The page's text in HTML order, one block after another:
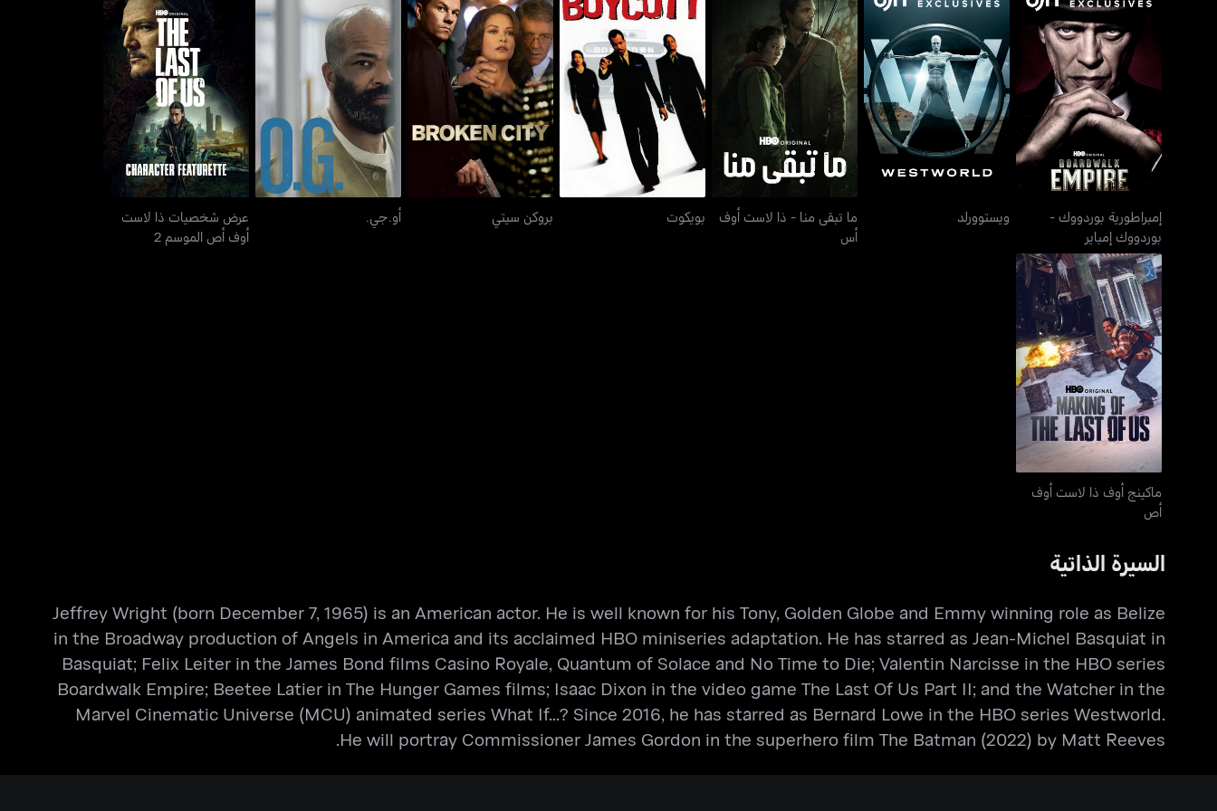
إمبراطورية بوردووك -
بوردووك إمباير
إمبراطورية بوردووك -
بوردووك إمباير
ويستوورلد
ويستوورلد
ما تبقى منا - ذا لاست أوف
أس
ما تبقى منا - ذا لاست أوف
أس
بويكوت
بويكوت
بروكن سيتي
بروكن سيتي
أو.جي.
أو.جي.
عرض شخصيات ذا لاست
أوف أص الموسم 2
عرض شخصيات ذا لاست
أوف أص الموسم 2
ماكينج أوف ذا لاست أوف
أص
ماكينج أوف ذا لاست أوف
أص
السيرة الذاتية
Jeffrey Wright (born December 7, 1965) is an American actor. He is well known for his Tony, Golden Globe and Emmy winning role as Belize
in the Broadway production of Angels in America and its acclaimed HBO miniseries adaptation. He has starred as Jean-Michel Basquiat in
Basquiat; Felix Leiter in the James Bond films Casino Royale, Quantum of Solace and No Time to Die; Valentin Narcisse in the HBO series
Boardwalk Empire; Beetee Latier in The Hunger Games films; Isaac Dixon in the video game The Last Of Us Part II; and the Watcher in the
Marvel Cinematic Universe (MCU) animated series What If...? Since 2016, he has starred as Bernard Lowe in the HBO series Westworld.
He will portray Commissioner James Gordon in the superhero film The Batman (2022) by Matt Reeves.